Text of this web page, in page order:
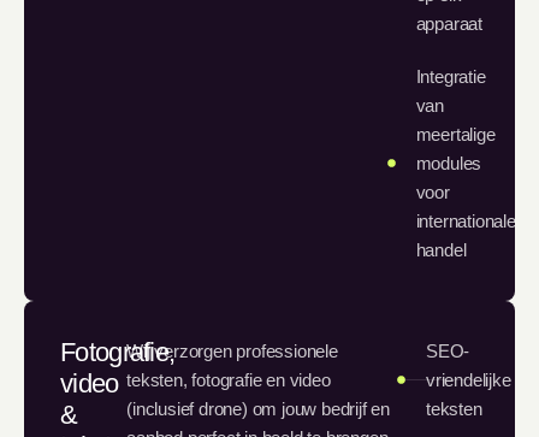
apparaat
Integratie
van
meertalige
modules
voor
internationale
handel
Fotografie,
video
&
Wij verzorgen professionele
teksten, fotografie en video
(inclusief drone) om jouw bedrijf en
SEO-
vriendelijke
teksten